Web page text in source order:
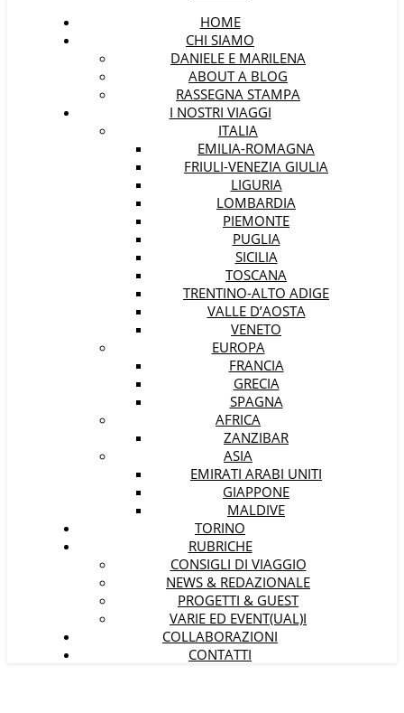
HOME
CHI SIAMO
DANIELE E MARILENA
ABOUT A BLOG
RASSEGNA STAMPA
I NOSTRI VIAGGI
ITALIA
EMILIA-ROMAGNA
FRIULI-VENEZIA GIULIA
LIGURIA
LOMBARDIA
PIEMONTE
PUGLIA
SICILIA
TOSCANA
TRENTINO-ALTO ADIGE
VALLE D’AOSTA
VENETO
EUROPA
FRANCIA
GRECIA
SPAGNA
AFRICA
ZANZIBAR
ASIA
EMIRATI ARABI UNITI
GIAPPONE
MALDIVE
TORINO
RUBRICHE
CONSIGLI DI VIAGGIO
NEWS & REDAZIONALE
PROGETTI & GUEST
VARIE ED EVENT(UAL)I
COLLABORAZIONI
CONTATTI